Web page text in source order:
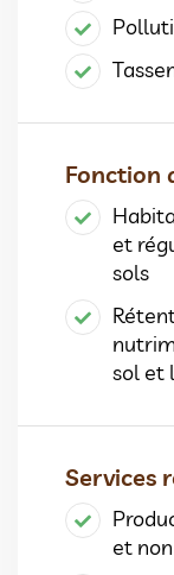
Fonction
et
sols
sol et
Services
et